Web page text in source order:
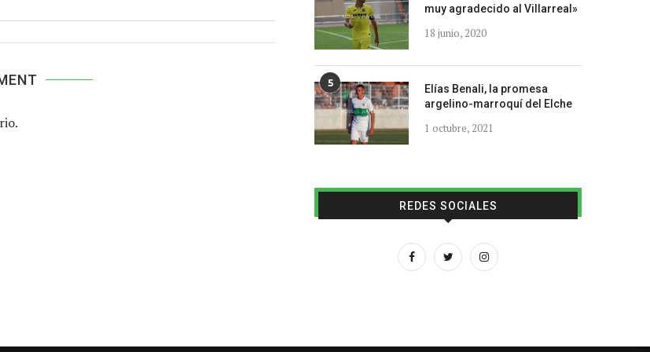
muy agradecido al Villarreal»
18 junio, 2020
5
Elías Benali, la promesa
argelino-marroquí del Elche
1 octubre, 2021
REDES SOCIALES